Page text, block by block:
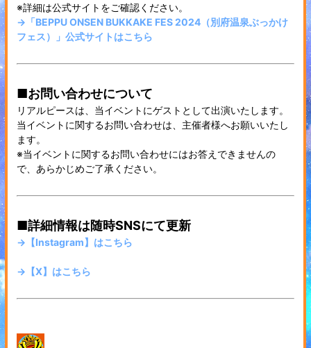
※詳細は公式サイトをご確認ください。
→「BEPPU ONSEN BUKKAKE FES 2024（別府温泉ぶっかけ
フェス）」公式サイトはこちら
■お問い合わせについて
リアルピースは、当イベントにゲストとして出演いたします。
当イベントに関するお問い合わせは、主催者様へお願いいたし
ます。
※当イベントに関するお問い合わせにはお答えできませんの
で、あらかじめご了承ください。
■詳細情報は随時SNSにて更新
→【Instagram】はこちら
→【X】はこちら